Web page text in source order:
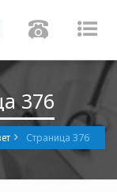
376
Страница 376